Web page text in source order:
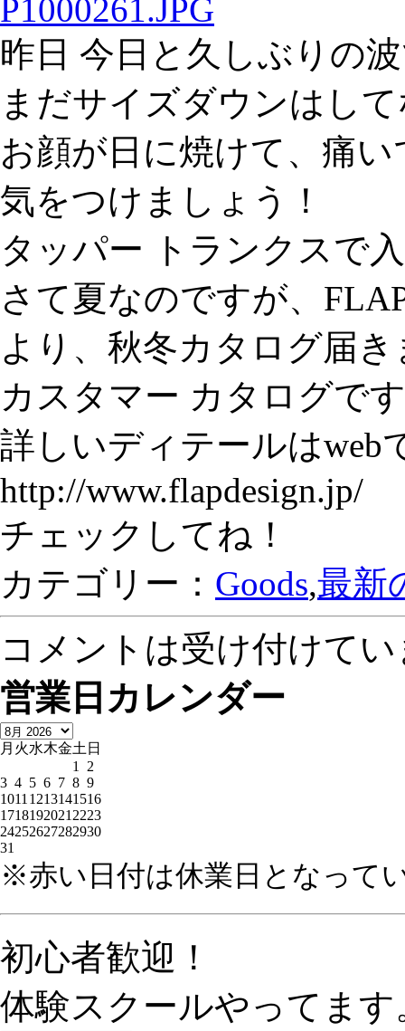
昨日 今日と久しぶりの
まだサイズダウンはし
お顔が日に焼けて、痛い
気をつけましょう！
タッパー トランクスで
さて夏なのですが、
より、秋冬カタログ届き
カスタマー カタログで
詳しいディテールはweb
http://www.flapdesign.jp/
チェックしてね！
カテゴリー： Goods,最新
コメントは受け付けて
営業日カレンダー
月 火水木金土 日
1
2
3 4 5 6 7 8 9
1011 1213141516
1718192021 2223
24252627282930
31
※赤い日付は休業日となって
初心者歓迎！
体験スクールやってます